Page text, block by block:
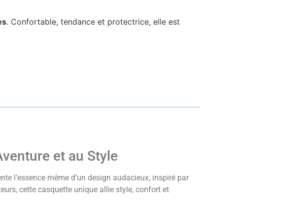
. Confortable, tendance et protectrice, elle est
et au Style
l’essence même d’un design audacieux, inspiré par
cette casquette unique allie style, confort et